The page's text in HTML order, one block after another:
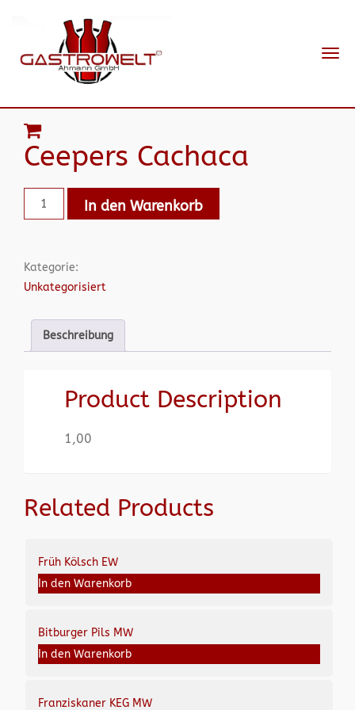
Ceepers Cachaca
In den Warenkorb
Kategorie:
Unkategorisiert
Beschreibung
Product Description
1,00
Related Products
Früh Kölsch EW
In den Warenkorb
Bitburger Pils MW
In den Warenkorb
Franziskaner KEG MW